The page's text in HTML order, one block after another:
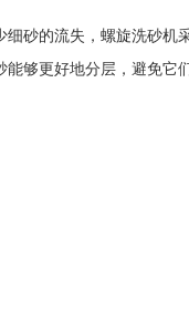
砂的流失， 螺旋洗砂机
能够更好地分层，避免它